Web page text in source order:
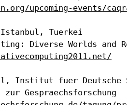
upcoming-events/
Tuerkei
Institut fuer Deutsche